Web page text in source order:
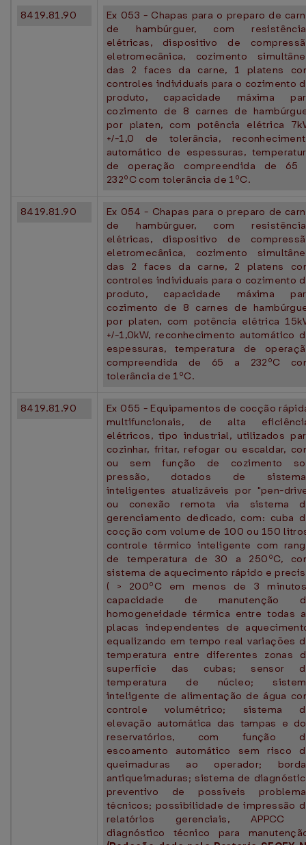
8419.81.90
Ex 053 - Chapas para o preparo de
de hambúrguer, com
elétricas, dispositivo de
eletromecânica, cozimento
das 2 faces da carne, 1 platens
controles individuais para o cozimento
produto, capacidade máxima
cozimento de 8 carnes de
por platen, com potência elétrica
+/-1,0 de tolerância,
automático de espessuras,
de operação compreendida de 65
232ºC com tolerância de 1ºC.
8419.81.90
Ex 054 - Chapas para o preparo de
de hambúrguer, com
elétricas, dispositivo de
eletromecânica, cozimento
das 2 faces da carne, 2 platens
controles individuais para o cozimento
produto, capacidade máxima
cozimento de 8 carnes de
por platen, com potência elétrica
+/-1,0kW, reconhecimento automático
espessuras, temperatura de
compreendida de 65 a 232ºC
tolerância de 1ºC.
8419.81.90
Ex 055 - Equipamentos de cocção
multifuncionais, de alta
elétricos, tipo industrial, utilizados
cozinhar, fritar, refogar ou escaldar,
ou sem função de cozimento
pressão, dotados de
inteligentes atualizáveis por "pen-
ou conexão remota via sistema
gerenciamento dedicado, com: cuba
cocção com volume de 100 ou 150
controle térmico inteligente com
de temperatura de 30 a 250ºC,
sistema de aquecimento rápido e
( > 200ºC em menos de 3
capacidade de manutenção
homogeneidade térmica entre todas
placas independentes de
equalizando em tempo real variações
temperatura entre diferentes zonas
superfície das cubas; sensor
temperatura de núcleo;
inteligente de alimentação de água
controle volumétrico; sistema
elevação automática das tampas e
reservatórios, com função
escoamento automático sem risco
queimaduras ao operador;
antiqueimaduras; sistema de
preventivo de possíveis
técnicos; possibilidade de impressão
relatórios gerenciais, APPCC
diagnóstico técnico para